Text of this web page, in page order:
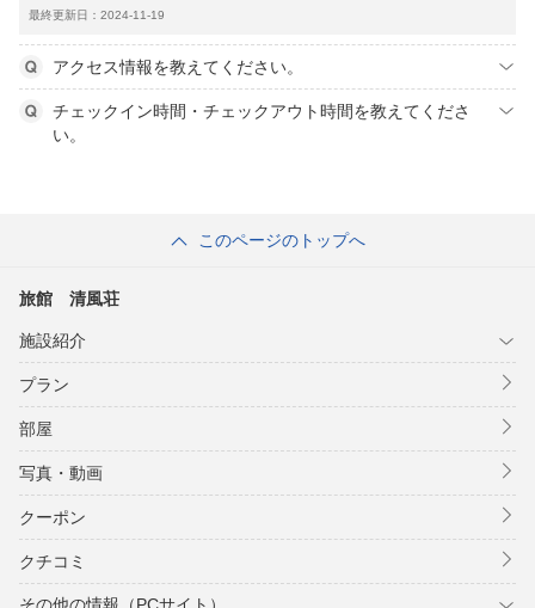
最終更新日：2024-11-19
アクセス情報を教えてください。
チェックイン時間・チェックアウト時間を教えてくださ
い。
このページのトップへ
旅館 清風荘
施設紹介
プラン
部屋
写真・動画
クーポン
クチコミ